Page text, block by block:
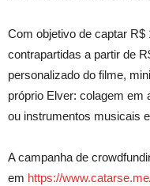
Com objetivo de captar
contrapartidas a partir de
personalizado do filme,
próprio Elver: colagem em
ou instrumentos musicais
A campanha de
em https://